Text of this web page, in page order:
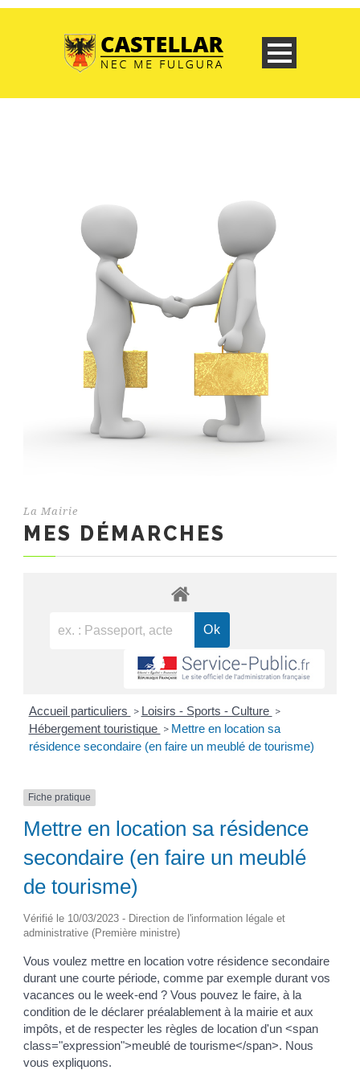
La Mairie
MES DÉMARCHES
Accueil particuliers > Loisirs - Sports - Culture >
Hébergement touristique > Mettre en location sa
résidence secondaire (en faire un meublé de tourisme)
Fiche pratique
Mettre en location sa résidence
secondaire (en faire un meublé
de tourisme)
Vérifié le 10/03/2023 - Direction de l'information légale et
administrative (Première ministre)
Vous voulez mettre en location votre résidence secondaire
durant une courte période, comme par exemple durant vos
vacances ou le week-end ? Vous pouvez le faire, à la
condition de le déclarer préalablement à la mairie et aux
impôts, et de respecter les règles de location d'un <span
class="expression">meublé de tourisme</span>. Nous
vous expliquons.